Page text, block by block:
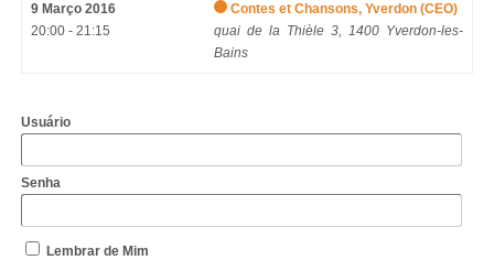
9 Março 2016
20:00 - 21:15
Contes et Chansons, Yverdon (CEO)
quai de la Thièle 3, 1400 Yverdon-les-
Bains
Usuário
Senha
Lembrar de Mim